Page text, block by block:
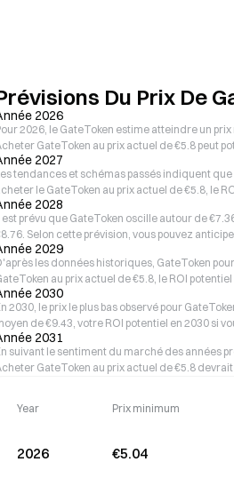
Du Prix De
2026
2026, le GateToken estime atteindre un
GateToken au prix actuel de €5.8 peut
2027
tendances et schémas passés indiquent
le GateToken au prix actuel de €5.8, le
2028
est prévu que GateToken oscille autour de
Selon cette prévision, vous pouvez
2029
les données historiques, GateToken
au prix actuel de €5.8, le ROI
2030
2030, le prix le plus bas observé pour
de €9.43, votre ROI potentiel en 2030 si
2031
suivant le sentiment du marché des années
GateToken au prix actuel de €5.8
Year Prix minimum
2026 €5.04